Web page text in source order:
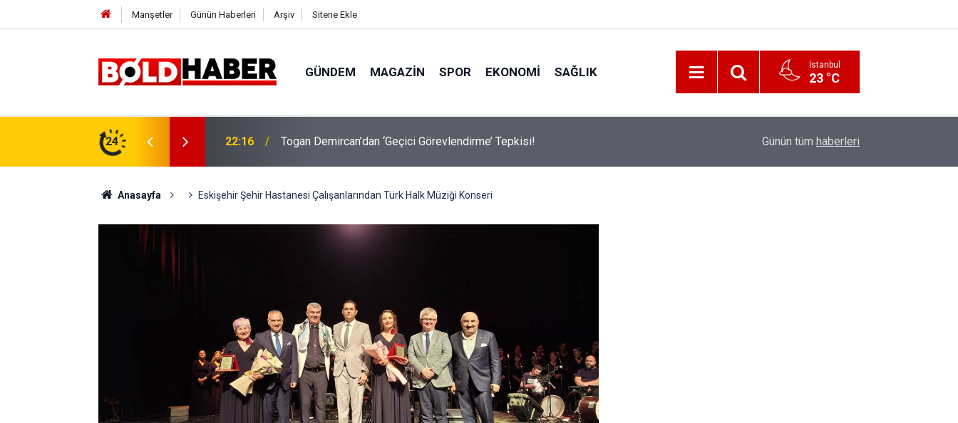
Manşetler Günün Haberleri Arşiv Sitene Ekle
GÜNDEM MAGAZIN SPOR EKONOMI SAĞLIK İstanbul
23 °C
24 19:32 Sıcak Havalarda Ödem Şikayetini Hafife Almayın! İzmir 112’de Kan Donduran İddialar!
Günün tüm haberleri
Anasayfa Eskişehir Şehir Hastanesi Çalışanlarından Türk Halk Müziği Konseri